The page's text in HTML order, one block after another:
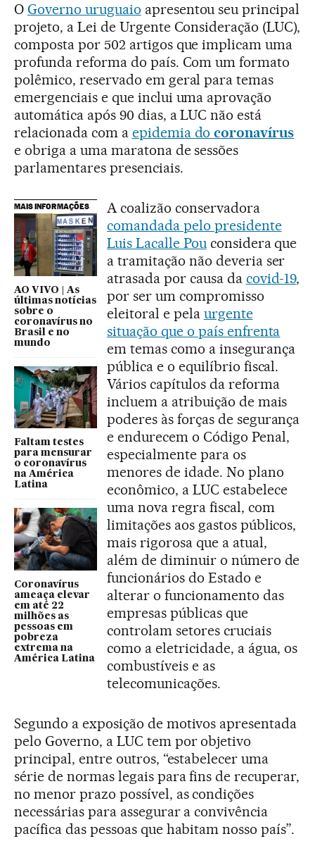
O Governo uruguaio apresentou seu principal
projeto, a Lei de Urgente Consideração (LUC),
composta por 502 artigos que implicam uma
profunda reforma do país. Com um formato
polêmico, reservado em geral para temas
emergenciais e que inclui uma aprovação
automática após 90 dias, a LUC não está
relacionada com a epidemia docoronavírus
e obriga a uma maratona de sessões
parlamentares presenciais.
MAIS INFORMAÇÕES
AO VIVO | As
últimas notícias
sobre o
coronavírus no
Brasil e no
mundo
Faltam testes
para mensurar
o coronavírus
na América
Latina
Coronavírus
ameaça elevar
em até 22
milhões as
pessoas em
pobreza
extrema na
América Latina
A coalizão conservadora
comandada pelo presidente
Luis Lacalle Pouconsidera que
a tramitação não deveria ser
atrasada por causa da covid-19,
por ser um compromisso
eleitoral e pela urgente
situação que o país enfrenta
em temas como a insegurança
pública e o equilíbrio fiscal.
Vários capítulos da reforma
incluem a atribuição de mais
poderes às forças de segurança
e endurecem o Código Penal,
especialmente para os
menores de idade. No plano
econômico, a LUC estabelece
uma nova regra fiscal, com
limitações aos gastos públicos,
mais rigorosa que a atual,
além de diminuir o número de
funcionários do Estado e
alterar o funcionamento das
empresas públicas que
controlam setores cruciais
como a eletricidade, a água, os
combustíveis e as
telecomunicações.
Segundo a exposição de motivos apresentada
pelo Governo, a LUC tem por objetivo
principal, entre outros, “estabelecer uma
série de normas legais para fins de recuperar,
no menor prazo possível, as condições
necessárias para assegurar a convivência
pacífica das pessoas que habitam nosso país”.